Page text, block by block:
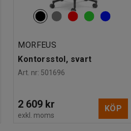
MORFEUS
Kontorsstol, svart
Art. nr: 501696
2 609 kr
exkl. moms
KÖP